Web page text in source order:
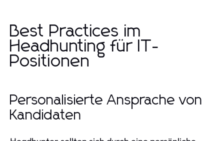
Best Practices im
Headhunting für IT-
Positionen
Personalisierte Ansprache von
Kandidaten